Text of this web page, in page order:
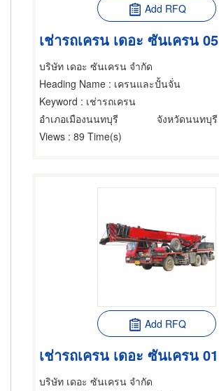
Add RFQ
เช่ารถเครน เดอะ ซันเครน 05
บริษัท เดอะ ซันเครน จำกัด
Heading Name : เครนและปั้นจั่น
Keyword : เช่ารถเครน
อำเภอเมืองนนทบุรี
จังหวัดนนทบุรี
Views : 89 Time(s)
Add RFQ
เช่ารถเครน เดอะ ซันเครน 01
บริษัท เดอะ ซันเครน จำกัด